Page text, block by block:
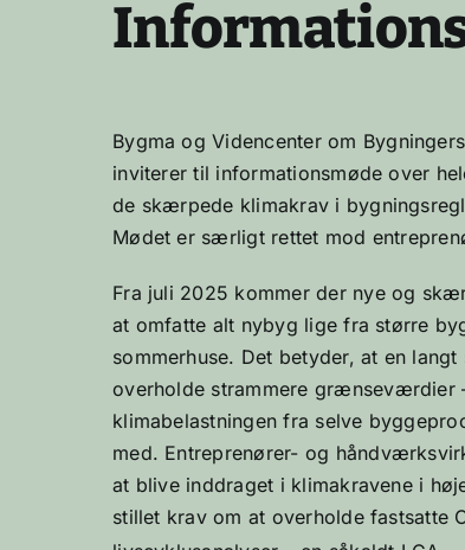
Bygma og Videncenter om
inviterer til informationsmøde over
de skærpede klimakrav i
Mødet er særligt rettet mod
Fra juli 2025 kommer der nye og
at omfatte alt nybyg lige fra større
sommerhuse. Det betyder, at en
overholde strammere grænseværdier
klimabelastningen fra selve
med. Entreprenører- og
at blive inddraget i klimakravene i
stillet krav om at overholde fastsatte